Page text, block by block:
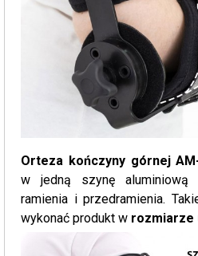
Orteza kończyny górnej
w jedną szynę aluminiową
ramienia i przedramienia.
wykonać produkt w rozmiarze